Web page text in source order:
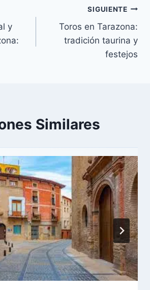
y
SIGUIENTE
Toros en Tarazona:
tradición taurina y
festejos
Similares